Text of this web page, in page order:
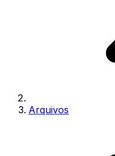
Arquivos